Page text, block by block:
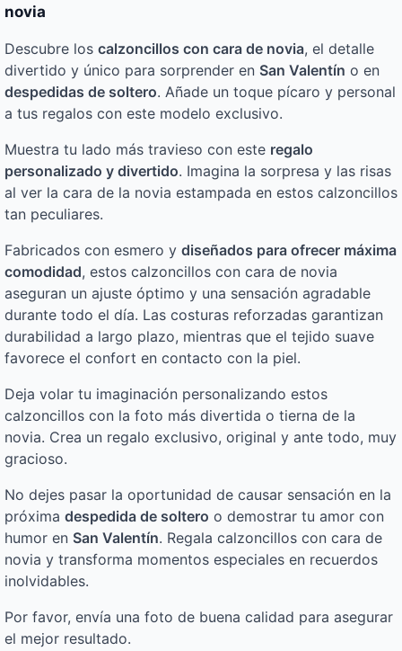
novia
Descubre los calzoncillos con cara de novia, el detalle
divertido y único para sorprender en San Valentín o en
despedidas de soltero. Añade un toque pícaro y personal
a tus regalos con este modelo exclusivo.
Muestra tu lado más travieso con este regalo
personalizado y divertido. Imagina la sorpresa y las risas
al ver la cara de la novia estampada en estos calzoncillos
tan peculiares.
Fabricados con esmero y diseñados para ofrecer máxima
comodidad, estos calzoncillos con cara de novia
aseguran un ajuste óptimo y una sensación agradable
durante todo el día. Las costuras reforzadas garantizan
durabilidad a largo plazo, mientras que el tejido suave
favorece el confort en contacto con la piel.
Deja volar tu imaginación personalizando estos
calzoncillos con la foto más divertida o tierna de la
novia. Crea un regalo exclusivo, original y ante todo, muy
gracioso.
No dejes pasar la oportunidad de causar sensación en la
próxima despedida de soltero o demostrar tu amor con
humor en San Valentín. Regala calzoncillos con cara de
novia y transforma momentos especiales en recuerdos
inolvidables.
Por favor, envía una foto de buena calidad para asegurar
el mejor resultado.